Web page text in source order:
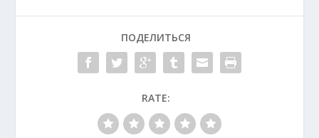
ПОДЕЛИТЬСЯ
RATE: